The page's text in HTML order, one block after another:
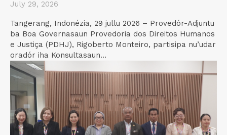
July 29, 2026
Tangerang, Indonézia, 29 jullu 2026 – Provedór-Adjuntu
ba Boa Governasaun Provedoria dos Direitos Humanos
e Justiça (PDHJ), Rigoberto Monteiro, partisipa nu’udar
oradór iha Konsultasaun...